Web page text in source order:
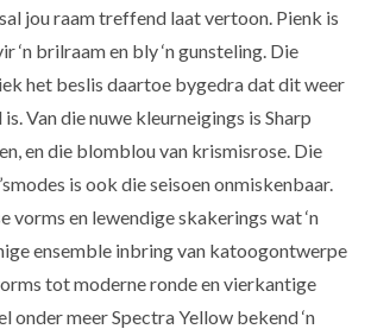
jou raam treffend laat vertoon. Pienk is
‘n brilraam en bly ‘n gunsteling. Die
het beslis daartoe bygedra dat dit weer
Van die nuwe kleurneigings is Sharp
en die blomblou van krismisrose. Die
is ook die seisoen onmiskenbaar.
vorms en lewendige skakerings wat ‘n
ensemble inbring van katoogontwerpe
tot moderne ronde en vierkantige
onder meer Spectra Yellow bekend ‘n